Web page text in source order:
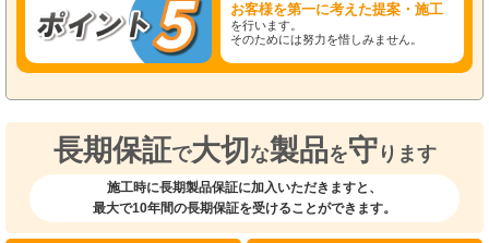
お客様を第一に考えた提案・施工
を行います。
そのためには努力を惜しみません。
長期保証で大切 な製品を守 ります
施工時に長期製品保証に加入いただきますと、
最大で10年間の長期保証を受けることができます。